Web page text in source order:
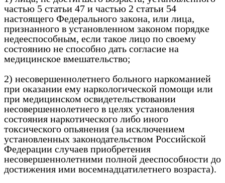
частью 5 статьи 47 и частью 2 статьи 54
настоящего Федерального закона, или лица,
признанного в установленном законом порядке
недееспособным, если такое лицо по своему
состоянию не способно дать согласие на
медицинское вмешательство;
2) несовершеннолетнего больного наркоманией
при оказании ему наркологической помощи или
при медицинском освидетельствовании
несовершеннолетнего в целях установления
состояния наркотического либо иного
токсического опьянения (за исключением
установленных законодательством Российской
Федерации случаев приобретения
несовершеннолетними полной дееспособности до
достижения ими восемнадцатилетнего возраста).